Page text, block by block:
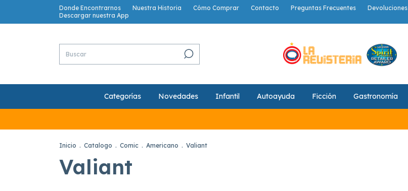
Donde Encontrarnos Nuestra Historia Cómo Comprar Contacto Preguntas Frecuentes Devoluciones
Descargar nuestra App
Categorías Novedades Infantil Autoayuda Ficción Gastronomía
Inicio . Catalogo . Comic . Americano . Valiant
Valiant